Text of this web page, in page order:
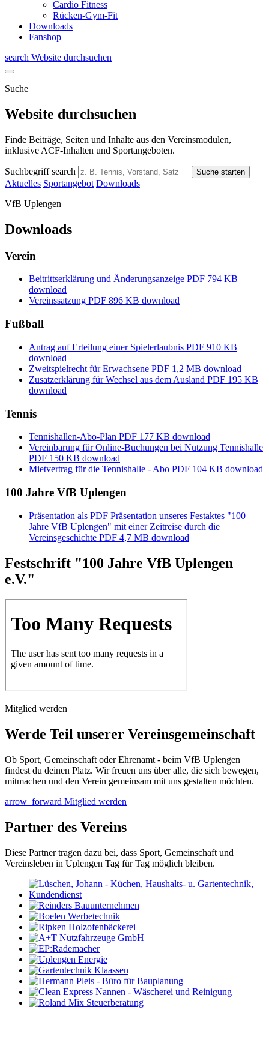
Cardio Fitness
Rücken-Gym-Fit
Downloads
Fanshop
search Website durchsuchen
Suche
Website durchsuchen
Finde Beiträge, Seiten und Inhalte aus den Vereinsmodulen,
inklusive ACF-Inhalten und Sportangeboten.
Suchbegriff search Suche starten
Aktuelles Sportangebot Downloads
VfB Uplengen
Downloads
Verein
Beitrittserklärung und Änderungsanzeige PDF 794 KB
download
Vereinssatzung PDF 896 KB download
Fußball
Antrag auf Erteilung einer Spielerlaubnis PDF 910 KB
download
Zweitspielrecht für Erwachsene PDF 1,2 MB download
Zusatzerklärung für Wechsel aus dem Ausland PDF 195 KB
download
Tennis
Tennishallen-Abo-Plan PDF 177 KB download
Vereinbarung für Online-Buchungen bei Nutzung Tennishalle
PDF 150 KB download
Mietvertrag für die Tennishalle - Abo PDF 104 KB download
100 Jahre VfB Uplengen
Präsentation als PDF Präsentation unseres Festaktes "100
Jahre VfB Uplengen" mit einer Zeitreise durch die
Vereinsgeschichte PDF 4,7 MB download
Festschrift "100 Jahre VfB Uplengen
e.V."
Mitglied werden
Werde Teil unserer Vereinsgemeinschaft
Ob Sport, Gemeinschaft oder Ehrenamt - beim VfB Uplengen
findest du deinen Platz. Wir freuen uns über alle, die sich bewegen,
mitmachen und den Verein gemeinsam mit uns gestalten möchten.
arrow_forward Mitglied werden
Partner des Vereins
Diese Partner tragen dazu bei, dass Sport, Gemeinschaft und
Vereinsleben in Uplengen Tag für Tag möglich bleiben.